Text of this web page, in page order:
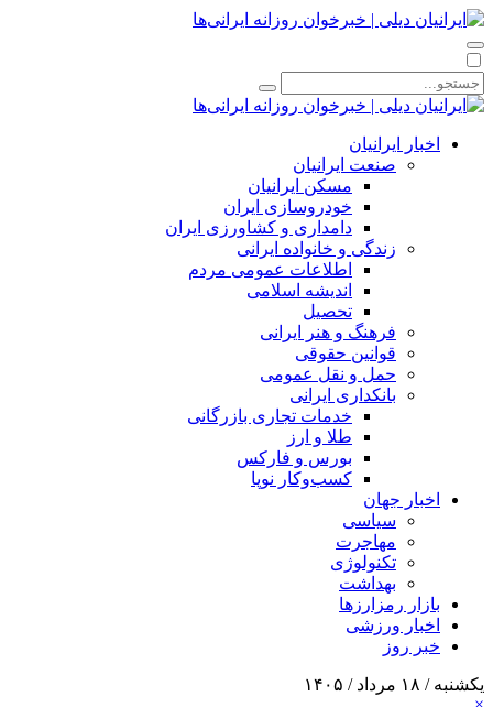
اخبار ایرانیان
صنعت ایرانیان
مسکن ایرانیان
خودروسازی ایران
دامداری و کشاورزی ایران
زندگی و خانواده ایرانی
اطلاعات عمومی مردم
اندیشه اسلامی
تحصیل
فرهنگ و هنر ایرانی
قوانین حقوقی
حمل و نقل عمومی
بانکداری ایرانی
خدمات تجاری بازرگانی
طلا و ارز
بورس و فارکس
کسب‌وکار نوپا
اخبار جهان
سیاسی
مهاجرت
تکنولوژی
بهداشت
بازار رمزارزها
اخبار ورزشی
خبر روز
یکشنبه / ۱۸ مرداد / ۱۴۰۵